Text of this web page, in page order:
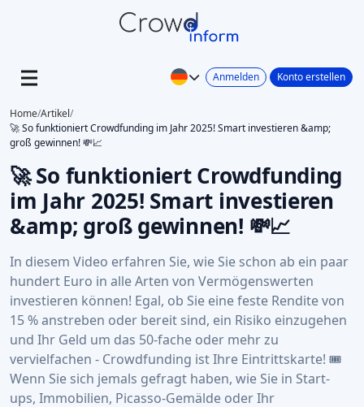
Anmelden Konto erstellen
Home/Artikel/
🚀 So funktioniert Crowdfunding im Jahr 2025! Smart investieren &amp;
groß gewinnen! 💸📈
🚀 So funktioniert Crowdfunding
im Jahr 2025! Smart investieren
&amp; groß gewinnen! 💸📈
In diesem Video erfahren Sie, wie Sie schon ab ein paar
hundert Euro in alle Arten von Vermögenswerten
investieren können! Egal, ob Sie eine feste Rendite von
15 % anstreben oder bereit sind, ein Risiko einzugehen
und Ihr Geld um das 50-fache oder mehr zu
vervielfachen - Crowdfunding ist Ihre Eintrittskarte! 🎟️
Wenn Sie sich jemals gefragt haben, wie Sie in Start-
ups, Immobilien, Picasso-Gemälde oder Ihr